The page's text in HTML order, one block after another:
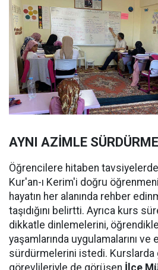
AYNI AZİMLE
Öğrencilere hitaben
Kur'an-ı Kerim'i doğru
hayatın her alanında rehber
taşıdığını belirtti. Ayrıca kurs
dikkatle dinlemelerini,
yaşamlarında uygulamalarını
sürdürmelerini istedi. Kurslarda
görevlileriyle de görüşen İlçe